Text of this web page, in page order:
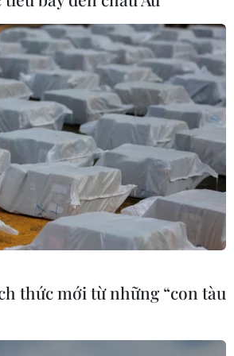
TẤN XÃ VIỆT NAM
TIẾN DUẨN
THỊ TÁM, KHÚC THANH
Quy định sử dụng
Hỗ trợ
TTXVN
Quảng cáo
thức mới từ những “con tàu